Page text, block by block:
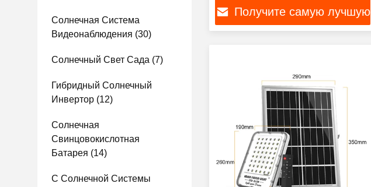
Солнечная Система
Видеонаблюдения (30)
Солнечный Свет Сада (7)
Гибридный Солнечный
Инвертор (12)
Солнечная
Свинцовокислотная
Батарея (14)
С Солнечной Системы
Получите самую лучшую